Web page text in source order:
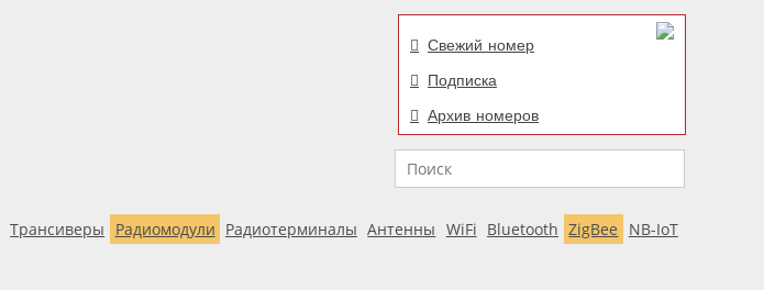
Свежий номер
Подписка
Архив номеров
Поиск
Трансиверы Радиомодули Радиотерминалы Антенны WiFi Bluetooth ZigBee
NB-IoT